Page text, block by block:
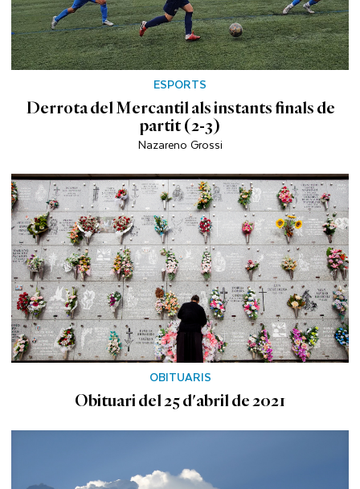
ESPORTS
Derrota del Mercantil als instants finals de
partit (2-3)
Nazareno Grossi
OBITUARIS
Obituari del 25 d'abril de 2021